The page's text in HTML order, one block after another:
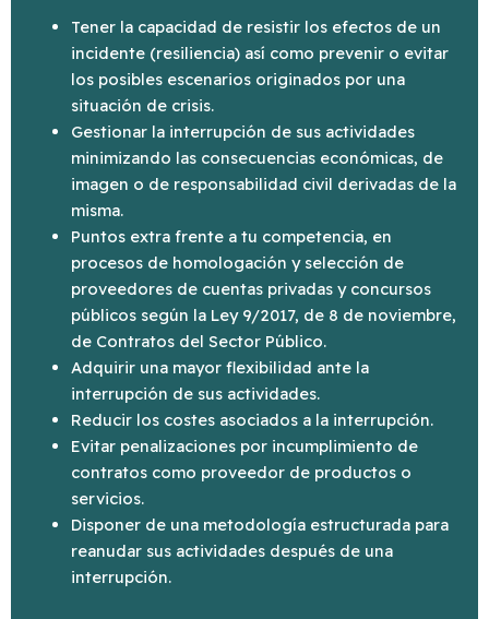
Tener la capacidad de resistir los efectos de un
incidente (resiliencia) así como prevenir o evitar
los posibles escenarios originados por una
situación de crisis.
Gestionar la interrupción de sus actividades
minimizando las consecuencias económicas, de
imagen o de responsabilidad civil derivadas de la
misma.
Puntos extra frente a tu competencia, en
procesos de homologación y selección de
proveedores de cuentas privadas y concursos
públicos según la Ley 9/2017, de 8 de noviembre,
de Contratos del Sector Público.
Adquirir una mayor flexibilidad ante la
interrupción de sus actividades.
Reducir los costes asociados a la interrupción.
Evitar penalizaciones por incumplimiento de
contratos como proveedor de productos o
servicios.
Disponer de una metodología estructurada para
reanudar sus actividades después de una
interrupción.